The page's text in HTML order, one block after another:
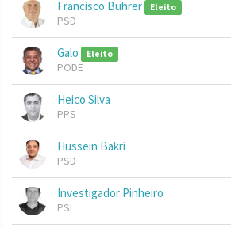
Francisco Buhrer Eleito
PSD
Galo Eleito
PODE
Heico Silva
PPS
Hussein Bakri
PSD
Investigador Pinheiro
PSL